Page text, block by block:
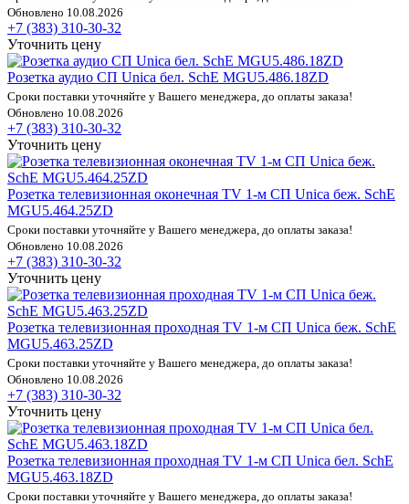
Обновлено 10.08.2026
+7 (383) 310-30-32
Уточнить цену
Розетка аудио СП Unica бел. SchE MGU5.486.18ZD
Сроки поставки уточняйте у Вашего менеджера, до оплаты заказа!
Обновлено 10.08.2026
+7 (383) 310-30-32
Уточнить цену
Розетка телевизионная оконечная TV 1-м СП Unica беж. SchE
MGU5.464.25ZD
Сроки поставки уточняйте у Вашего менеджера, до оплаты заказа!
Обновлено 10.08.2026
+7 (383) 310-30-32
Уточнить цену
Розетка телевизионная проходная TV 1-м СП Unica беж. SchE
MGU5.463.25ZD
Сроки поставки уточняйте у Вашего менеджера, до оплаты заказа!
Обновлено 10.08.2026
+7 (383) 310-30-32
Уточнить цену
Розетка телевизионная проходная TV 1-м СП Unica бел. SchE
MGU5.463.18ZD
Сроки поставки уточняйте у Вашего менеджера, до оплаты заказа!